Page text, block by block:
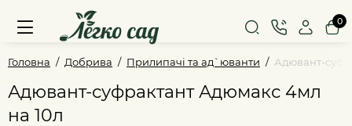
0
Головна Добрива Прилипачі та ад`юванти Адювант-
Адювант-суфрактант Адюмакс 4мл
на 10л